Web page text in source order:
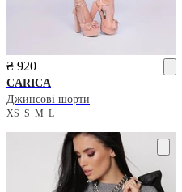
₴ 920
CARICA
Джинсові шорти
XS S M L